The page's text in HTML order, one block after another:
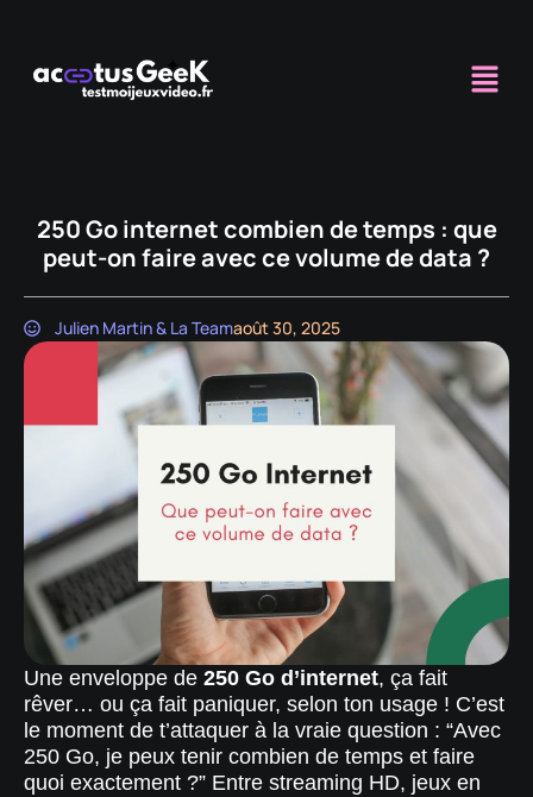
250 Go internet combien de temps : que
peut-on faire avec ce volume de data ?
Julien Martin & La Teamaoût 30, 2025
Une enveloppe de 250 Go d’internet, ça fait
rêver… ou ça fait paniquer, selon ton usage ! C’est
le moment de t’attaquer à la vraie question : “Avec
250 Go, je peux tenir combien de temps et faire
quoi exactement ?” Entre streaming HD, jeux en